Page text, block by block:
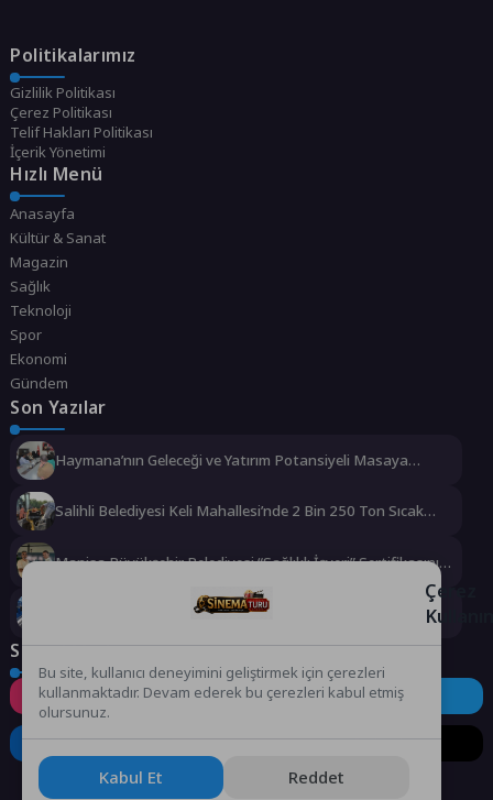
Politikalarımız
Gizlilik Politikası
Çerez Politikası
Telif Hakları Politikası
İçerik Yönetimi
Hızlı Menü
Anasayfa
Kültür & Sanat
Magazin
Sağlık
Teknoloji
Spor
Ekonomi
Gündem
Son Yazılar
Haymana’nın Geleceği ve Yatırım Potansiyeli Masaya
Salihli Belediyesi Keli Mahallesi’nde 2 Bin 250 Ton Sıcak
Manisa Büyükşehir Belediyesi “Sağlıklı İşyeri” Sertifikasını
Büyükşehir’den Darıca’ya modern ulaşım yatırımı
Sosyal Medya
Instagram Facebook Twitter
LinkedIn YouTube TikTok
Çerez
Bu site, kullanıcı deneyimini geliştirmek için çerezleri
kullanmaktadır. Devam ederek bu çerezleri kabul etmiş
olursunuz.
Kabul Et Reddet